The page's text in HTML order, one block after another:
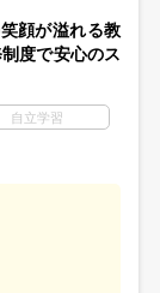
顔が溢れる教
度で安心のス
自立学習